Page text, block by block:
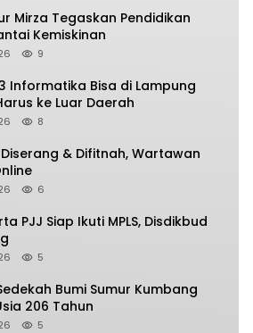
Mirza Tegaskan Pendidikan
Kemiskinan
9
Informatika Bisa di Lampung
ke Luar Daerah
8
& Difitnah, Wartawan
6
Siap Ikuti MPLS, Disdikbud
5
Bumi Sumur Kumbang
206 Tahun
5